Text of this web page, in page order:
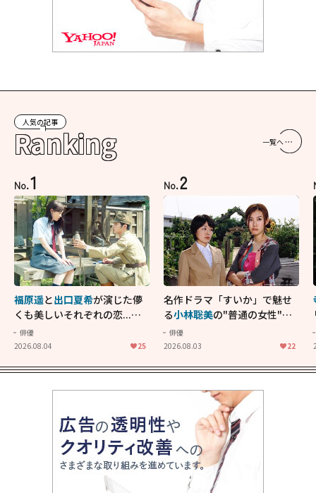
人気の記事
Ranking 一覧へ
No.1
福原遥と出口夏希が演じた儚
くも美しいそれぞれの恋...生
きることの尊さを教えてくれ
た映画「あの花が咲く丘で、
俳優
2026.08.04
25
No.2
名作ドラマ「すいか」で魅せ
る小林聡美の"普通の女性"が
大人に刺さる...映画「かもめ
食堂」にも通じる静かな芝居
俳優
2026.08.03
22